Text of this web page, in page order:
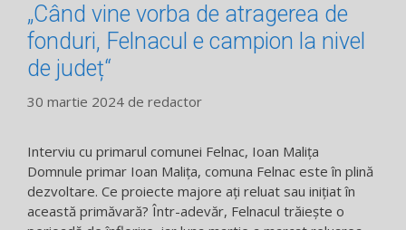
„Când vine vorba de atragerea de
fonduri, Felnacul e campion la nivel
de județ“
30 martie 2024 de redactor
Interviu cu primarul comunei Felnac, Ioan Malița
Domnule primar Ioan Malița, comuna Felnac este în plină
dezvoltare. Ce proiecte majore ați reluat sau inițiat în
această primăvară? Într-adevăr, Felnacul trăiește o